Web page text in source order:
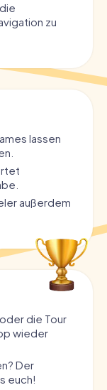
zu
lassen
außerdem
die Tour
wieder
Der
euch!